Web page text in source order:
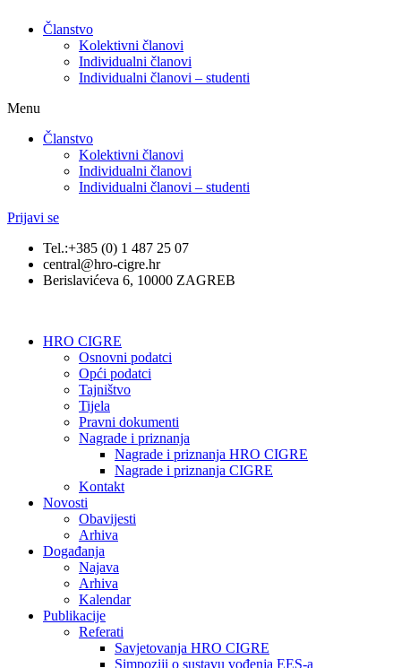
Članstvo
Kolektivni članovi
Individualni članovi
Individualni članovi – studenti
Menu
Članstvo
Kolektivni članovi
Individualni članovi
Individualni članovi – studenti
Prijavi se
Tel.:+385 (0) 1 487 25 07
central@hro-cigre.hr
Berislavićeva 6, 10000 ZAGREB
HRO CIGRE
Osnovni podatci​
Opći podatci
Tajništvo
Tijela
Pravni dokumenti
Nagrade i priznanja
Nagrade i priznanja HRO CIGRE
Nagrade i priznanja CIGRE
Kontakt
Novosti
Obavijesti
Arhiva
Događanja
Najava
Arhiva
Kalendar
Publikacije
Referati
Savjetovanja HRO CIGRE
Simpoziji o sustavu vođenja EES-a